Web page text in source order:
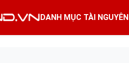
DANH MỤC TÀI NGUYÊN